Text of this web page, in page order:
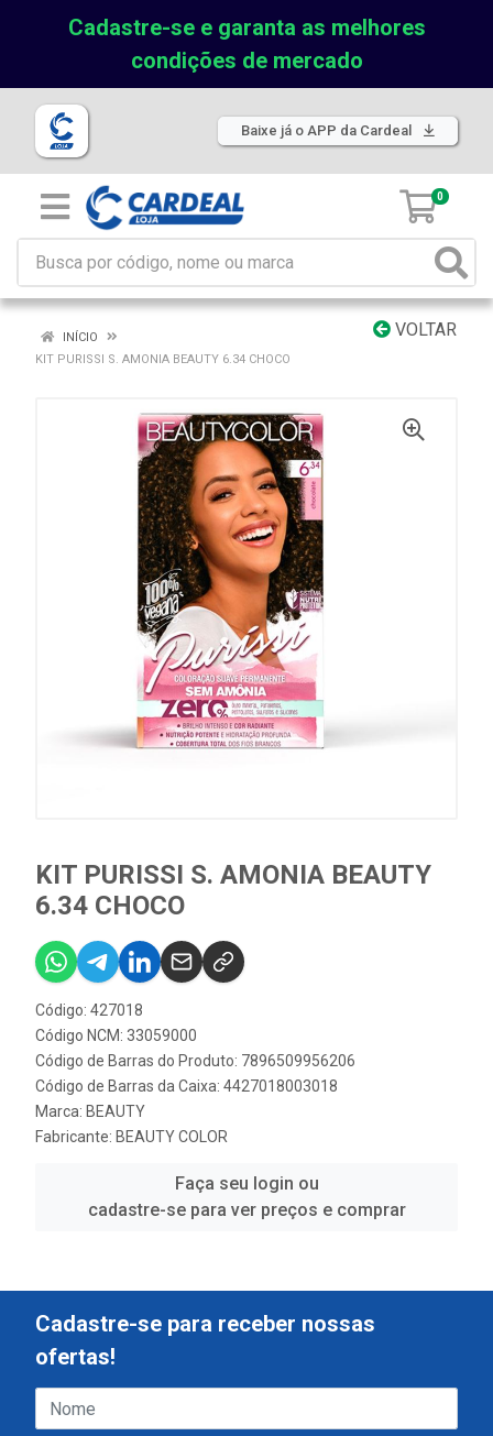
Cadastre-se e garanta as melhores
condições de mercado
Baixe já o APP da Cardeal
0
VOLTAR
INÍCIO
KIT PURISSI S. AMONIA BEAUTY 6.34 CHOCO
KIT PURISSI S. AMONIA BEAUTY
6.34 CHOCO
Código: 427018
Código NCM: 33059000
Código de Barras do Produto: 7896509956206
Código de Barras da Caixa: 4427018003018
Marca: BEAUTY
Fabricante: BEAUTY COLOR
Faça seu login ou
cadastre-se para ver preços e comprar
Cadastre-se para receber nossas
ofertas!